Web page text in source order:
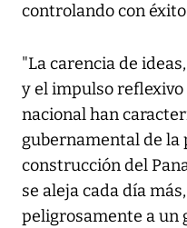
controlando con
"La carencia de
y el impulso
nacional han
gubernamental de la
construcción del
se aleja cada día
peligrosamente a un